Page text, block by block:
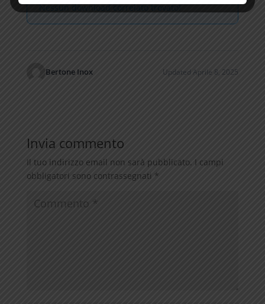
Nessun download correlato trovato!
Bertone Inox Updated Aprile 8, 2025
Invia commento
Il tuo indirizzo email non sarà pubblicato. I campi
obbligatori sono contrassegnati *